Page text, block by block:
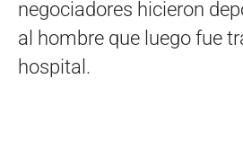
negociadores hicieron
al hombre que luego fue
hospital.